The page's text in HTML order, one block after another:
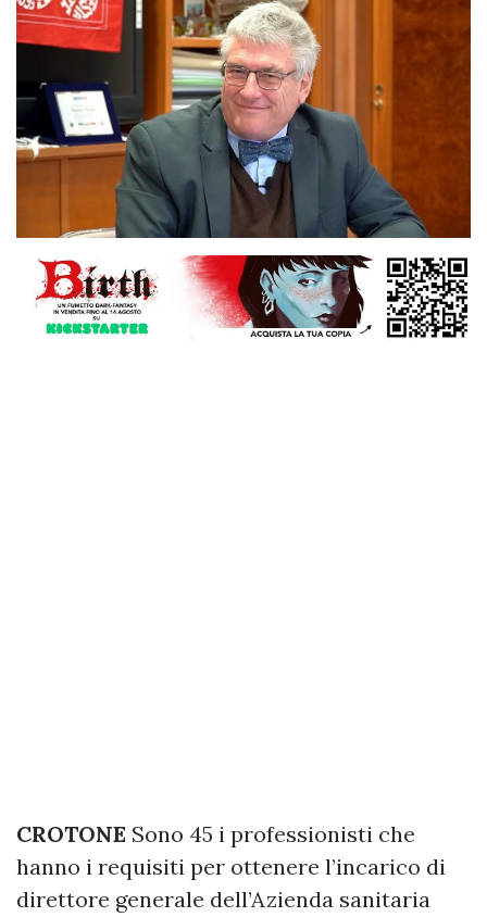
CROTONE Sono 45 i professionisti che
hanno i requisiti per ottenere l’incarico di
direttore generale dell’Azienda sanitaria